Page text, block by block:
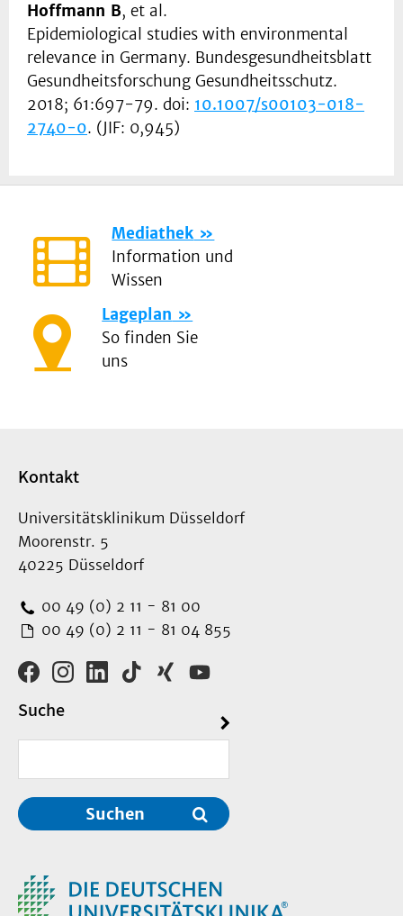
Hoffmann B, et al.
Epidemiological studies with environmental
relevance in Germany. Bundesgesundheitsblatt
Gesundheitsforschung Gesundheitsschutz.
2018; 61:697-79. doi: 10.1007/s00103-018-
2740-0. (JIF: 0,945)
Mediathek
Information und
Wissen
Lageplan
So finden Sie
uns
Kontakt
Universitätsklinikum Düsseldorf
Moorenstr. 5
40225 Düsseldorf
00 49 (0) 2 11 - 81 00
00 49 (0) 2 11 - 81 04 855
Suche
Suchen